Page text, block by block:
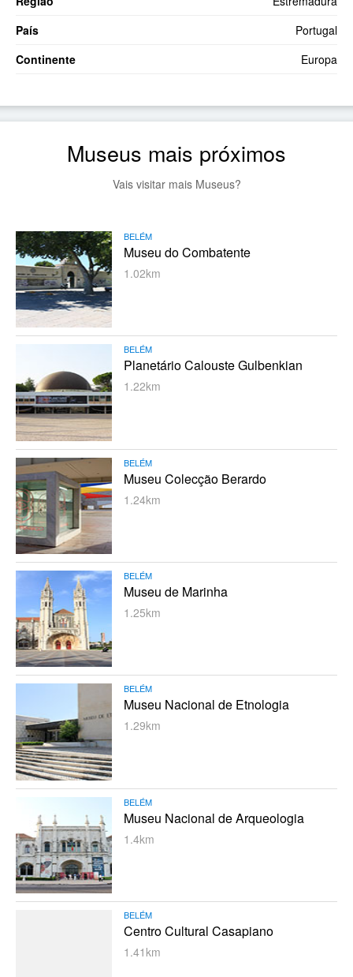
País
Portugal
Continente
Europa
Museus mais próximos
Vais visitar mais Museus?
BELÉM
Museu do Combatente
1.02km
BELÉM
Planetário Calouste Gulbenkian
1.22km
BELÉM
Museu Colecção Berardo
1.24km
BELÉM
Museu de Marinha
1.25km
BELÉM
Museu Nacional de Etnologia
1.29km
BELÉM
Museu Nacional de Arqueologia
1.4km
BELÉM
Centro Cultural Casapiano
1.41km